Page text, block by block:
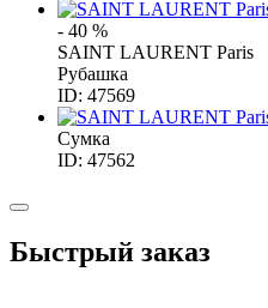
- 40 %
SAINT LAURENT Paris
Рубашка
ID: 47569
Сумка
ID: 47562
Быстрый заказ